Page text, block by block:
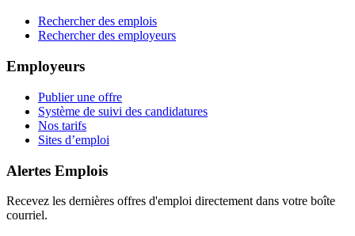
Rechercher des emplois
Rechercher des employeurs
Employeurs
Publier une offre
Système de suivi des candidatures
Nos tarifs
Sites d’emploi
Alertes Emplois
Recevez les dernières offres d'emploi directement dans votre boîte
courriel.